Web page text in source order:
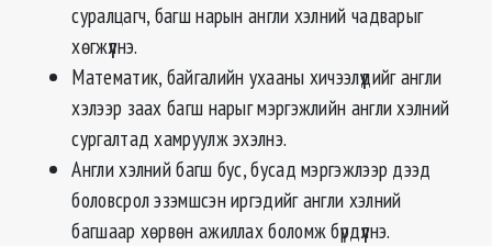
суралцагч, багш нарын англи хэлний чадварыг
хөгжүүлнэ.
Математик, байгалийн ухааны хичээлүүдийг англи
хэлээр заах багш нарыг мэргэжлийн англи хэлний
сургалтад хамруулж эхэлнэ.
Англи хэлний багш бус, бусад мэргэжлээр дээд
боловсрол эзэмшсэн иргэдийг англи хэлний
багшаар хөрвөн ажиллах боломж бүрдүүлнэ.